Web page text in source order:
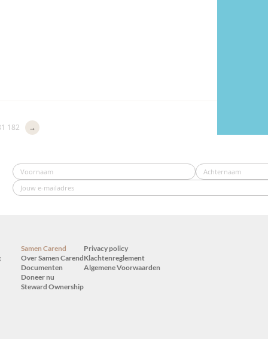
182 →
Samen Carend
Over Samen Carend
Documenten
Doneer nu
Steward Ownership
Privacy policy
Klachtenreglement
Algemene Voorwaarden